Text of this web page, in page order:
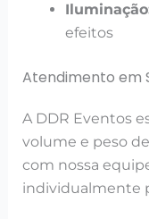
efeitos
Atendimento em
A DDR Eventos
volume e peso
com nossa
individualmente